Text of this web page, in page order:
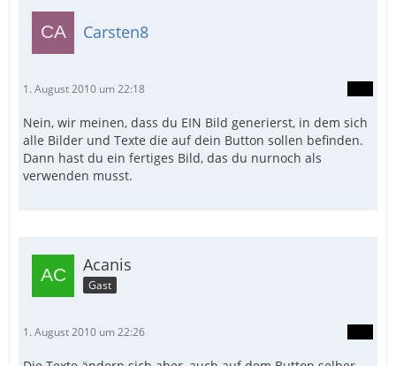
Carsten8
1. August 2010 um 22:18
Nein, wir meinen, dass du EIN Bild generierst, in dem sich
alle Bilder und Texte die auf dein Button sollen befinden.
Dann hast du ein fertiges Bild, das du nurnoch als
verwenden musst.
Acanis
Gast
1. August 2010 um 22:26